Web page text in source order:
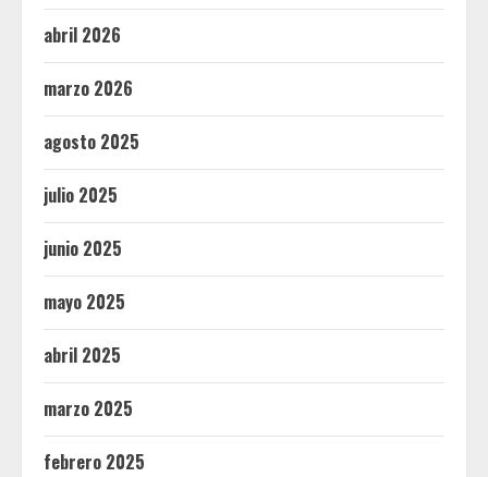
abril 2026
marzo 2026
agosto 2025
julio 2025
junio 2025
mayo 2025
abril 2025
marzo 2025
febrero 2025